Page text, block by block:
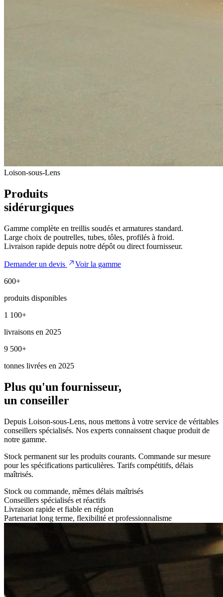
Loison-sous-Lens
Produits
sidérurgiques
Gamme complète en treillis soudés et armatures standard.
Large choix de poutrelles, tubes, tôles, profilés à froid.
Livraison rapide depuis notre dépôt ou direct fournisseur.
Demander un devis
Voir la gamme
600+
produits disponibles
1 100+
livraisons en 2025
9 500+
tonnes livrées en 2025
Plus qu'un fournisseur,
un conseiller
Depuis Loison-sous-Lens, nous mettons à votre service de véritables
conseillers spécialisés. Nos experts connaissent chaque produit de
notre gamme.
Stock permanent sur les produits courants. Commande sur mesure
pour les spécifications particulières. Tarifs compétitifs, délais
maîtrisés.
Stock ou commande, mêmes délais maîtrisés
Conseillers spécialisés et réactifs
Livraison rapide et fiable en région
Partenariat long terme, flexibilité et professionnalisme